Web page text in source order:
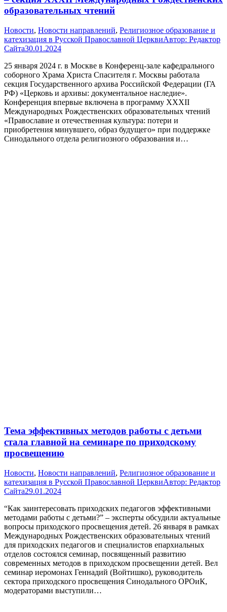
образовательных чтений
Новости, Новости направлений, Религиозное образование и
катехизация в Русской Православной ЦерквиАвтор: Редактор
Сайта30.01.2024
25 января 2024 г. в Москве в Конференц-зале кафедрального
соборного Храма Христа Спасителя г. Москвы работала
секция Государственного архива Российской Федерации (ГА
РФ) «Церковь и архивы: документальное наследие».
Конференция впервые включена в программу XXXII
Международных Рождественских образовательных чтений
«Православие и отечественная культура: потери и
приобретения минувшего, образ будущего» при поддержке
Синодального отдела религиозного образования и…
Тема эффективных методов работы с детьми
стала главной на семинаре по приходскому
просвещению
Новости, Новости направлений, Религиозное образование и
катехизация в Русской Православной ЦерквиАвтор: Редактор
Сайта29.01.2024
“Как заинтересовать приходских педагогов эффективными
методами работы с детьми?” – эксперты обсудили актуальные
вопросы приходского просвещения детей. 26 января в рамках
Международных Рождественских образовательных чтений
для приходских педагогов и специалистов епархиальных
отделов состоялся семинар, посвященный развитию
современных методов в приходском просвещении детей. Вел
семинар иеромонах Геннадий (Войтишко), руководитель
сектора приходского просвещения Синодального ОРОиК,
модераторами выступили…